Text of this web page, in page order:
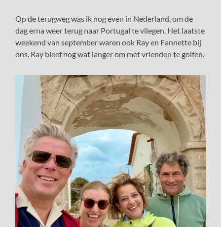
Op de terugweg was ik nog even in Nederland, om de
dag erna weer terug naar Portugal te vliegen. Het laatste
weekend van september waren ook Ray en Fannette bij
ons. Ray bleef nog wat langer om met vrienden te golfen.